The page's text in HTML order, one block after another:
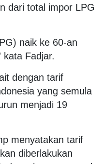
dari total impor LPG
naik ke 60-an
kata Fadjar.
dengan tarif
yang semula
menjadi 19
menyatakan tarif
diberlakukan